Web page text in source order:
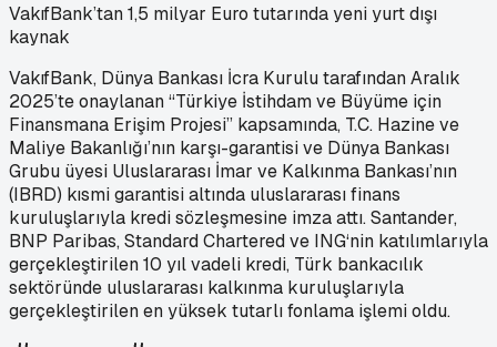
VakıfBank’tan 1,5 milyar Euro tutarında yeni yurt dışı
kaynak
VakıfBank, Dünya Bankası İcra Kurulu tarafından Aralık
2025’te onaylanan “Türkiye İstihdam ve Büyüme için
Finansmana Erişim Projesi” kapsamında, T.C. Hazine ve
Maliye Bakanlığı’nın karşı-garantisi ve Dünya Bankası
Grubu üyesi Uluslararası İmar ve Kalkınma Bankası’nın
(IBRD) kısmi garantisi altında uluslararası finans
kuruluşlarıyla kredi sözleşmesine imza attı. Santander,
BNP Paribas, Standard Chartered ve ING‘nin katılımlarıyla
gerçekleştirilen 10 yıl vadeli kredi, Türk bankacılık
sektöründe uluslararası kalkınma kuruluşlarıyla
gerçekleştirilen en yüksek tutarlı fonlama işlemi oldu.